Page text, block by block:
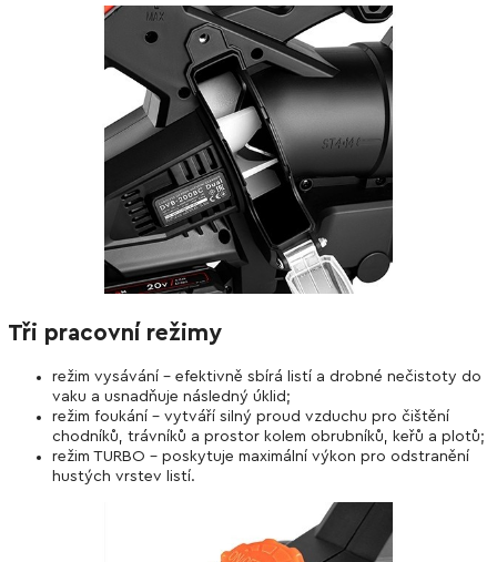
Tři pracovní režimy
režim vysávání – efektivně sbírá listí a drobné nečistoty do
vaku a usnadňuje následný úklid;
režim foukání – vytváří silný proud vzduchu pro čištění
chodníků, trávníků a prostor kolem obrubníků, keřů a plotů;
režim TURBO – poskytuje maximální výkon pro odstranění
hustých vrstev listí.